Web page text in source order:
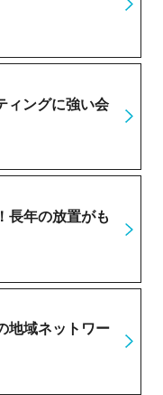
ィングに強い会
長年の放置がも
地域ネットワー